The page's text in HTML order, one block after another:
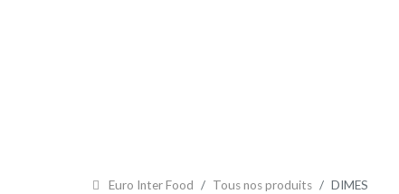
Euro Inter Food Tous nos produits DIMES